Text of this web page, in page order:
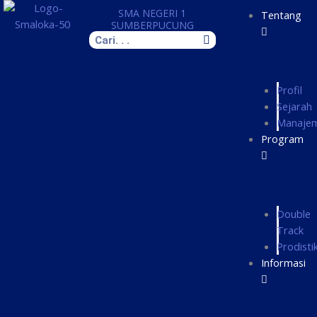
Skip
SMA NEGERI 1
SUMBERPUCUNG
Search
Tentang
Profil
Sejarah
Program
Double
Track
Informasi